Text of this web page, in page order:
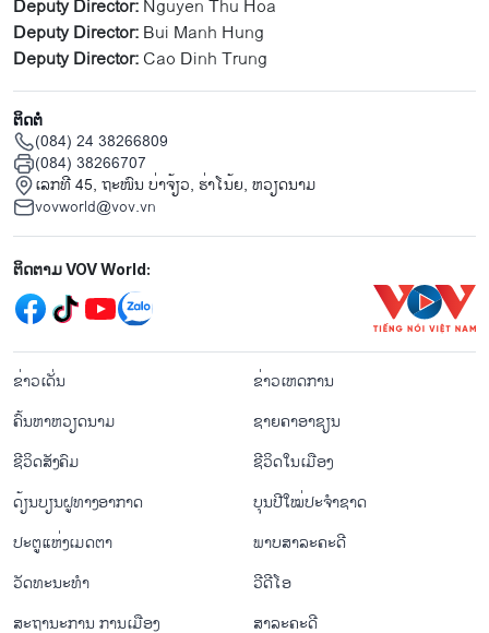
Deputy Director:Nguyen Thu Hoa
Deputy Director:Bui Manh Hung
Deputy Director:Cao Dinh Trung
ຕິດຕໍ່
(084) 24 38266809
(084) 38266707
ເລກທີ 45, ຖະໜົນ ບ່າ​ຈ້ຽວ, ຮ່າ​ໂນ້ຍ, ຫວຽດນາມ
vovworld@vov.vn
Mạng xã hội
ຕິດຕາມ VOV World:
menu footer tiếng Lào
ຂ່າວເດັ່ນ
ຂ່າວເຫດການ
ຄົ້ນຫາຫວຽດນາມ
ຊາຍຄາອາຊຽນ
ຊີ​ວິດ​ສັງ​ຄົມ
ຊີ​ວິດ​ໃນ​ເມືອງ
ດ້ຽນບຽນ​ຝູທາງ​ອາກາດ
ບຸນປີໃໝ່ປະຈຳຊາດ
ປະຕູແຫ່ງເມດຕາ
ພາບສາລະຄະດີ
ວັດທະນະທໍາ
ວີດີໂອ
ສະຖານະການ ການເມືອງ
ສາລະຄະດີ